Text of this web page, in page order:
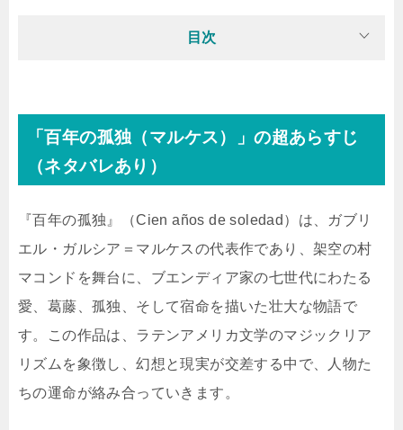
目次
「百年の孤独（マルケス）」の超あらすじ
（ネタバレあり）
『百年の孤独』（Cien años de soledad）は、ガブリ
エル・ガルシア＝マルケスの代表作であり、架空の村
マコンドを舞台に、ブエンディア家の七世代にわたる
愛、葛藤、孤独、そして宿命を描いた壮大な物語で
す。この作品は、ラテンアメリカ文学のマジックリア
リズムを象徴し、幻想と現実が交差する中で、人物た
ちの運命が絡み合っていきます。